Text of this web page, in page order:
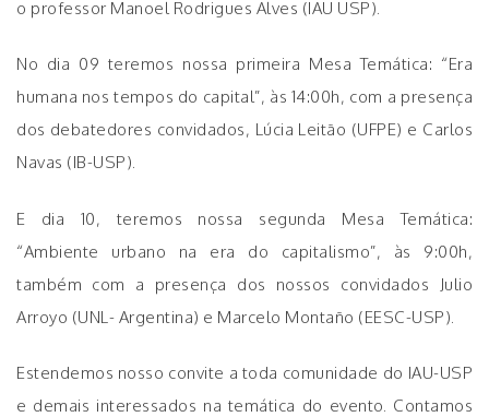
o professor Manoel Rodrigues Alves (IAU USP).
No dia 09 teremos nossa primeira Mesa Temática: “Era
humana nos tempos do capital”, às 14:00h, com a presença
dos debatedores convidados, Lúcia Leitão (UFPE) e Carlos
Navas (IB-USP).
E dia 10, teremos nossa segunda Mesa Temática:
“Ambiente urbano na era do capitalismo”, às 9:00h,
também com a presença dos nossos convidados Julio
Arroyo (UNL- Argentina) e Marcelo Montaño (EESC-USP).
Estendemos nosso convite a toda comunidade do IAU-USP
e demais interessados na temática do evento. Contamos